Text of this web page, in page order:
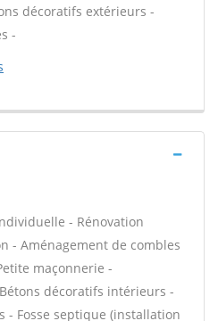
décoratifs extérieurs -
-
- Rénovation
- Aménagement de combles
maçonnerie -
décoratifs intérieurs -
- Fosse septique (installation